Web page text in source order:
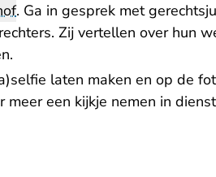
. Ga in gesprek met
Zij vertellen over hun
laten maken en op de
meer een kijkje nemen in